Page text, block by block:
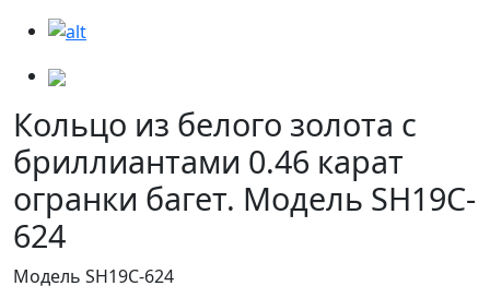
Кольцо из белого золота с
бриллиантами 0.46 карат
огранки багет. Модель SH19C-
624
Модель SH19C-624